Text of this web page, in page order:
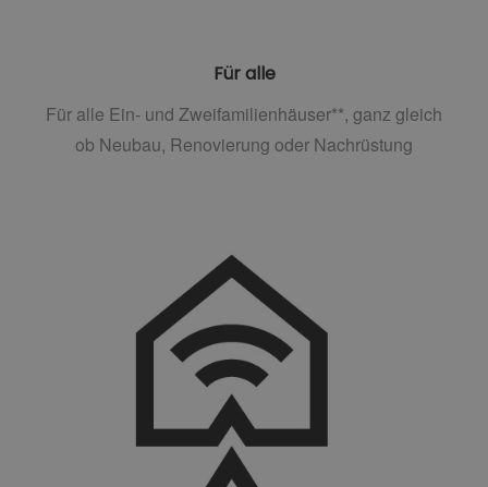
Für alle
Für alle Ein- und Zweifamilienhäuser**, ganz gleich
ob Neubau, Renovierung oder Nachrüstung